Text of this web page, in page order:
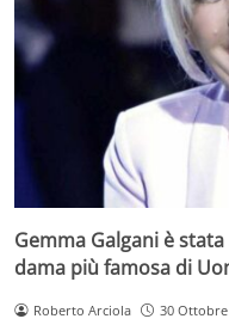
Gemma Galgani è
dama più famosa di
Roberto Arciola 30 Ottobre